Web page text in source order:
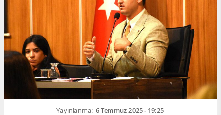
Yayınlanma: 6 Temmuz 2025 - 19:25